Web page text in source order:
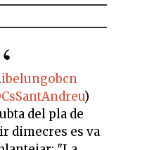
.ibelungobcn
)
del pla de
dimecres es va